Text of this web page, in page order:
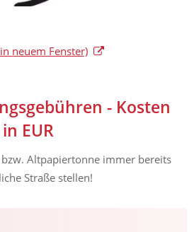
neuem Fenster)
- Kosten
EUR
Altpapiertonne immer bereits
Straße stellen!